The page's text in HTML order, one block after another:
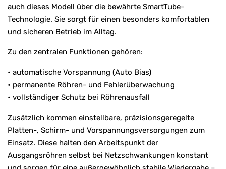
auch dieses Modell über die bewährte SmartTube-
Technologie. Sie sorgt für einen besonders komfortablen
und sicheren Betrieb im Alltag.
Zu den zentralen Funktionen gehören:
• automatische Vorspannung (Auto Bias)
• permanente Röhren- und Fehlerüberwachung
• vollständiger Schutz bei Röhrenausfall
Zusätzlich kommen einstellbare, präzisionsgeregelte
Platten-, Schirm- und Vorspannungsversorgungen zum
Einsatz. Diese halten den Arbeitspunkt der
Ausgangsröhren selbst bei Netzschwankungen konstant